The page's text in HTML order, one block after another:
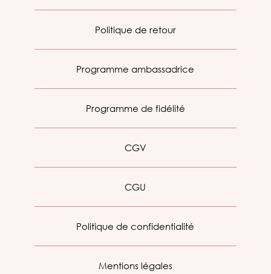
Politique de retour
Programme ambassadrice
Programme de fidélité
CGV
CGU
Politique de confidentialité
Mentions légales